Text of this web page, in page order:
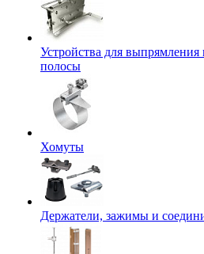
Устройства для
полосы
Хомуты
Держатели, зажимы и